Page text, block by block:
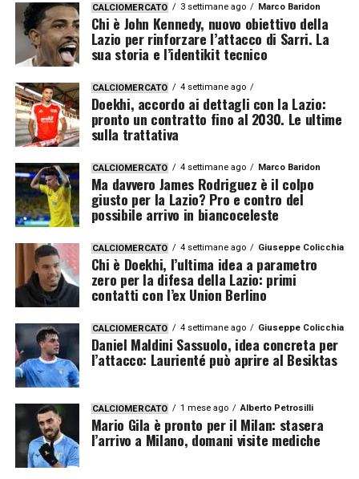
CALCIOMERCATO 3 settimane ago Marco Baridon
Chi è John Kennedy, nuovo obiettivo della
Lazio per rinforzare l’attacco di Sarri. La
sua storia e l’identikit tecnico
CALCIOMERCATO 4 settimane ago
Doekhi, accordo ai dettagli con la Lazio:
pronto un contratto fino al 2030. Le ultime
sulla trattativa
CALCIOMERCATO 4 settimane ago Marco Baridon
Ma davvero James Rodriguez è il colpo
giusto per la Lazio? Pro e contro del
possibile arrivo in biancoceleste
CALCIOMERCATO 4 settimane ago Giuseppe Colicchia
Chi è Doekhi, l’ultima idea a parametro
zero per la difesa della Lazio: primi
contatti con l’ex Union Berlino
CALCIOMERCATO 4 settimane ago Giuseppe Colicchia
Daniel Maldini Sassuolo, idea concreta per
l’attacco: Laurienté può aprire al Besiktas
CALCIOMERCATO 1 mese ago Alberto Petrosilli
Mario Gila è pronto per il Milan: stasera
l’arrivo a Milano, domani visite mediche